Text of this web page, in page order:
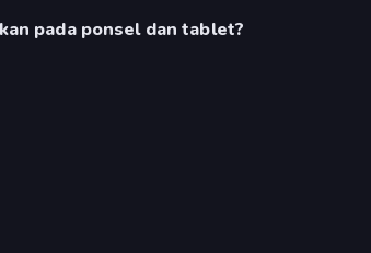
pada ponsel dan tablet?